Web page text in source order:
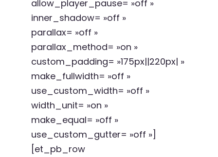
allow_player_pause= »off »
inner_shadow= »off »
parallax= »off »
parallax_method= »on »
custom_padding= »175px||220px| »
make_fullwidth= »off »
use_custom_width= »off »
width_unit= »on »
make_equal= »off »
use_custom_gutter= »off »]
[et_pb_row